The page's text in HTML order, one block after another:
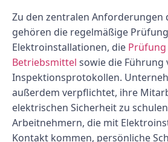
Zu den zentralen Anforderungen
gehören die regelmäßige
Elektroinstallationen, die
Betriebsmittel sowie die Führung
Inspektionsprotokollen.
außerdem verpflichtet, ihre
elektrischen Sicherheit zu
Arbeitnehmern, die mit
Kontakt kommen, persönliche